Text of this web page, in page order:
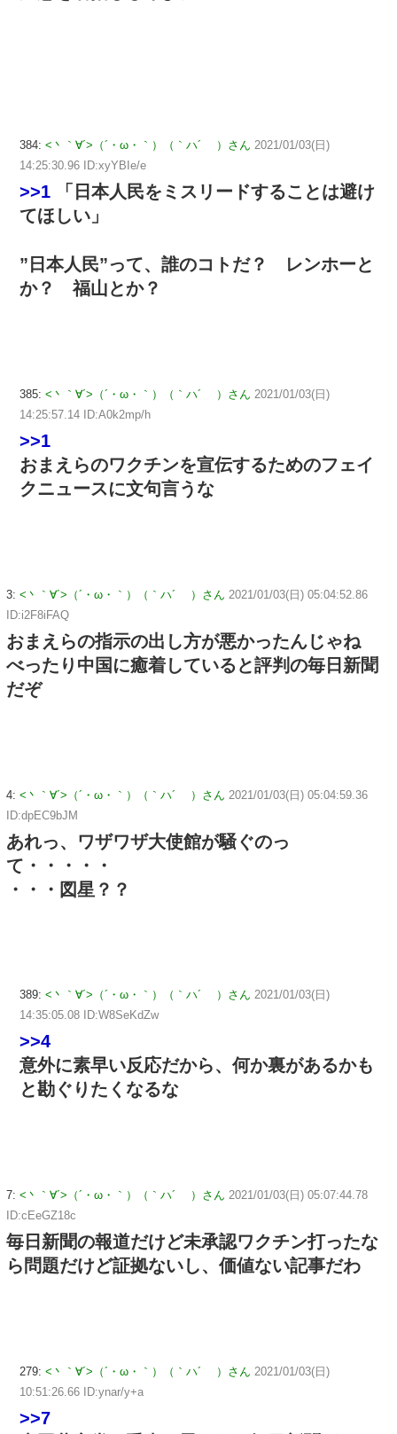
384: <丶｀∀´>（´・ω・｀）（｀ハ´ ）さん 2021/01/03(日)
14:25:30.96 ID:xyYBIe/e
>>1 「日本人民をミスリードすることは避け
てほしい」
”日本人民”って、誰のコトだ？ レンホーと
か？ 福山とか？
385: <丶｀∀´>（´・ω・｀）（｀ハ´ ）さん 2021/01/03(日)
14:25:57.14 ID:A0k2mp/h
>>1
おまえらのワクチンを宣伝するためのフェイ
クニュースに文句言うな
3: <丶｀∀´>（´・ω・｀）（｀ハ´ ）さん 2021/01/03(日) 05:04:52.86
ID:i2F8iFAQ
おまえらの指示の出し方が悪かったんじゃね
べったり中国に癒着していると評判の毎日新聞
だぞ
4: <丶｀∀´>（´・ω・｀）（｀ハ´ ）さん 2021/01/03(日) 05:04:59.36
ID:dpEC9bJM
あれっ、ワザワザ大使館が騒ぐのっ
て・・・・・
・・・図星？？
389: <丶｀∀´>（´・ω・｀）（｀ハ´ ）さん 2021/01/03(日)
14:35:05.08 ID:W8SeKdZw
>>4
意外に素早い反応だから、何か裏があるかも
と勘ぐりたくなるな
7: <丶｀∀´>（´・ω・｀）（｀ハ´ ）さん 2021/01/03(日) 05:07:44.78
ID:cEeGZ18c
毎日新聞の報道だけど未承認ワクチン打ったな
ら問題だけど証拠ないし、価値ない記事だわ
279: <丶｀∀´>（´・ω・｀）（｀ハ´ ）さん 2021/01/03(日)
10:51:26.66 ID:ynar/y+a
>>7